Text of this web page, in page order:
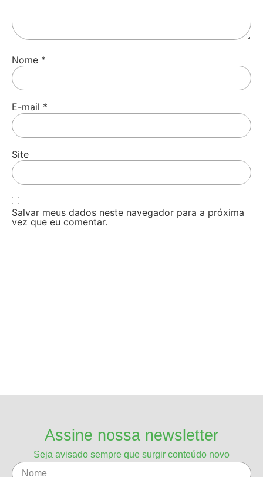
Nome *
E-mail *
Site
Salvar meus dados neste navegador para a próxima
vez que eu comentar.
Assine nossa newsletter
Seja avisado sempre que surgir conteúdo novo